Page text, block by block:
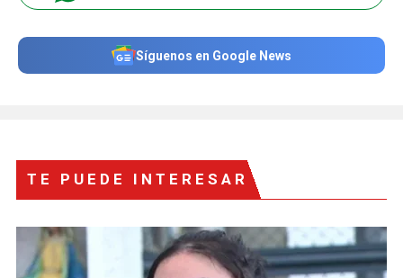
Síguenos en Google News
TE PUEDE INTERESAR